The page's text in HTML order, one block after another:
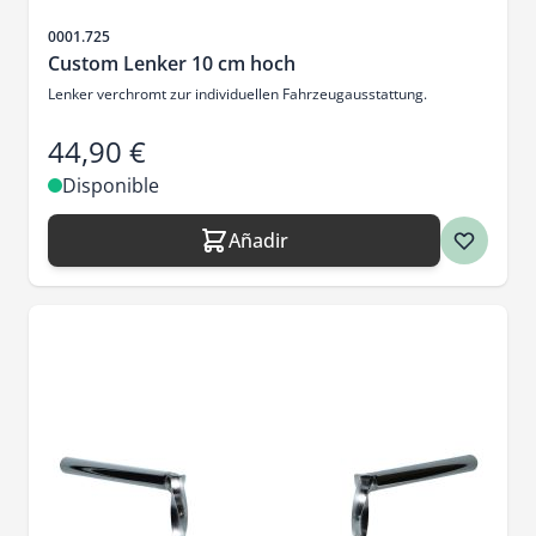
SKU
0001.725
Custom Lenker 10 cm hoch
Lenker verchromt zur individuellen Fahrzeugausstattung.
44,90 €
Disponible
Añadir